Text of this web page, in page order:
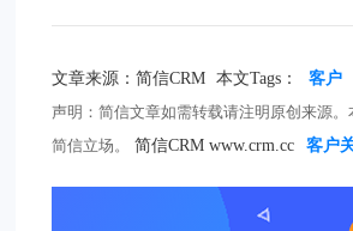
文章来源：简信CRM 本文Tags： 客户
声明：简信文章如需转载请注明原创来源
简信立场。
简信CRM www.crm.cc 客户